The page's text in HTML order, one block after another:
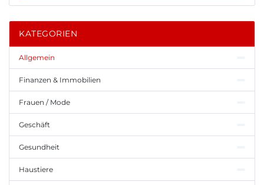
KATEGORIEN
Allgemein
Finanzen & Immobilien
Frauen / Mode
Geschäft
Gesundheit
Haustiere